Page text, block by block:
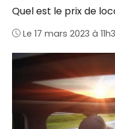
Quel est le prix de
Le 17 mars 2023 à